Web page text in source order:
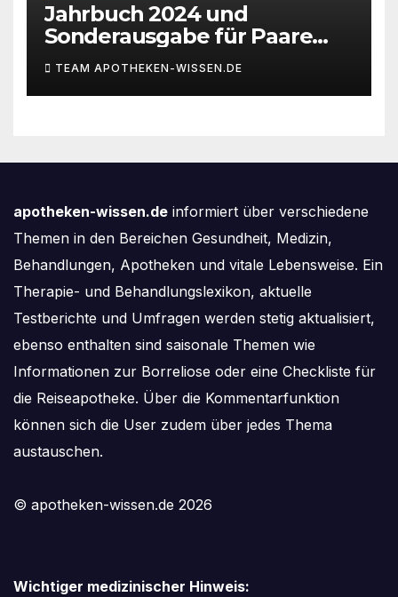
Jahrbuch 2024 und
Sonderausgabe für Paare
des Deutschen IVF-Registers:
Zahl der Mehrlingsgeburten
nach
TEAM APOTHEKEN-WISSEN.DE
apotheken-wissen.de informiert über verschiedene
Themen in den Bereichen Gesundheit, Medizin,
Behandlungen, Apotheken und vitale Lebensweise. Ein
Therapie- und Behandlungslexikon, aktuelle
Testberichte und Umfragen werden stetig aktualisiert,
ebenso enthalten sind saisonale Themen wie
Informationen zur Borreliose oder eine Checkliste für
die Reiseapotheke. Über die Kommentarfunktion
können sich die User zudem über jedes Thema
austauschen.
© apotheken-wissen.de 2026
Wichtiger medizinischer Hinweis: